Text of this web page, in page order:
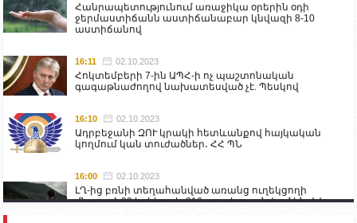
Հանրապետությունում առաջիկա օրերին օդի
ջերմաստիճանն աստիճանաբար կնվազի 8-10
աստիճանով
16:11 02.10.2023
Հոկտեմբերի 7-ին ԱՊՀ-ի ոչ պաշտոնական
գագաթնաժողով նախատեսված չէ. Պեսկով
16:10 02.10.2023
Ադրբեջանի ԶՈՒ կրակի հետևանքով հայկական
կողմում կան տուժածներ․ ՀՀ ՊՆ
16:00 02.10.2023
ԼՂ-ից բռնի տեղահանված առանց ուղեկցողի
մնացած 20 երեխա և 216 տարեց գտնվում են ՀՀ